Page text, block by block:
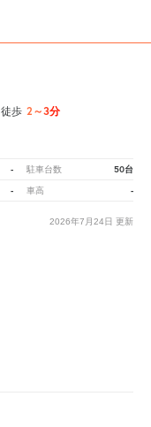
徒歩 2～3分
- 駐車台数 50台
- 車高 -
2026年7月24日 更新